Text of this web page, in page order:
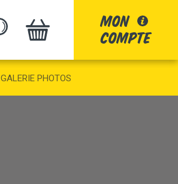
mon
compte
GALERIE PHOTOS